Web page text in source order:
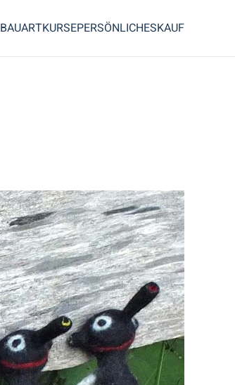
BAUARTKURSEPERSÖNLICHESKAUF